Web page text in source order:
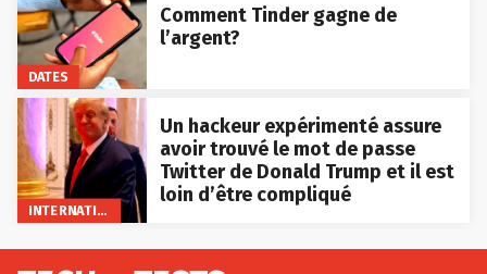
DATES
Comment Tinder gagne de
l’argent?
INTERNATIONAL
Un hackeur expérimenté assure
avoir trouvé le mot de passe
Twitter de Donald Trump et il est
loin d’être compliqué